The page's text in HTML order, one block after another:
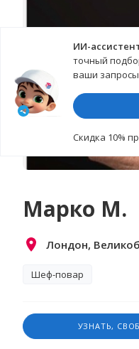
ИИ-
точный
ваши
Cкидка 10%
Марко М.
Лондон,
Шеф-повар
УЗНАТЬ,